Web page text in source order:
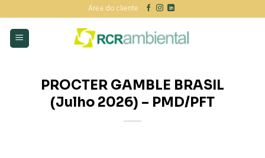
to
content
Área do cliente
PROCTER GAMBLE BRASIL
(Julho 2026) – PMD/PFT